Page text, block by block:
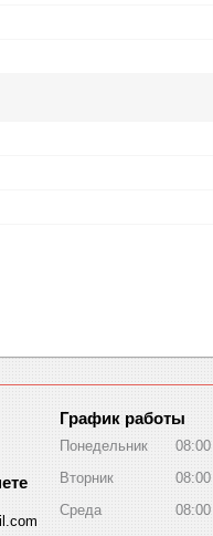
График работы
Понедельник 08:00
Вторник
08:00
Среда
08:00